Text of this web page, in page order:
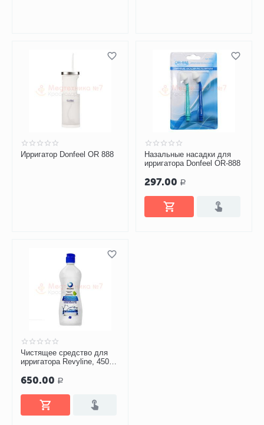
Ирригатор Donfeel OR 888
Назальные насадки для
ирригатора Donfeel OR-888
297.00 Р
Чистящее средство для
ирригатора Revyline, 450
650.00 Р